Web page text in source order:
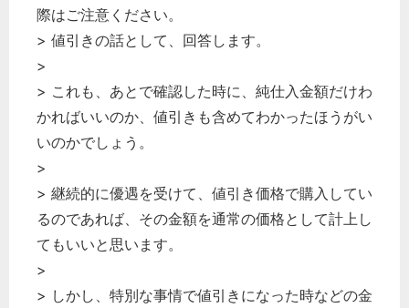
際はご注意ください。
> 値引きの話として、回答します。
>
> これも、あとで確認した時に、純仕入金額だけわ
かればいいのか、値引きも含めてわかったほうがい
いのかでしょう。
>
> 継続的に優遇を受けて、値引き価格で購入してい
るのであれば、その金額を通常の価格として計上し
てもいいと思います。
>
> しかし、特別な事情で値引きになった時などの金